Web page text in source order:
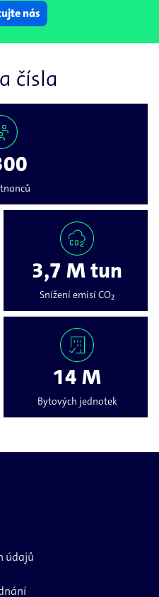
nás
čísla
3,7 M tun
Snížení emisí CO₂
14 M
Bytových jednotek
údajů